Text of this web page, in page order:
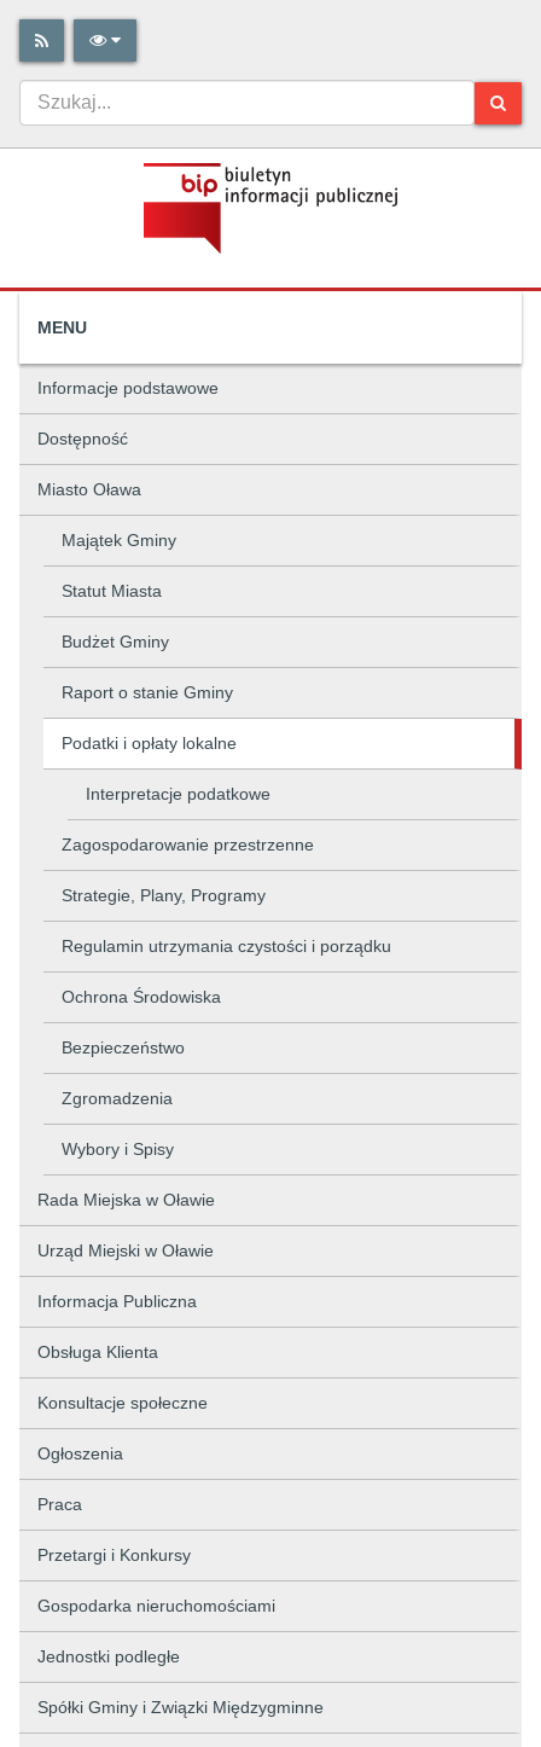
MENU
Informacje podstawowe
Dostępność
Miasto Oława
Majątek Gminy
Statut Miasta
Budżet Gminy
Raport o stanie Gminy
Podatki i opłaty lokalne
Interpretacje podatkowe
Zagospodarowanie przestrzenne
Strategie, Plany, Programy
Regulamin utrzymania czystości i porządku
Ochrona Środowiska
Bezpieczeństwo
Zgromadzenia
Wybory i Spisy
Rada Miejska w Oławie
Urząd Miejski w Oławie
Informacja Publiczna
Obsługa Klienta
Konsultacje społeczne
Ogłoszenia
Praca
Przetargi i Konkursy
Gospodarka nieruchomościami
Jednostki podległe
Spółki Gminy i Związki Międzygminne